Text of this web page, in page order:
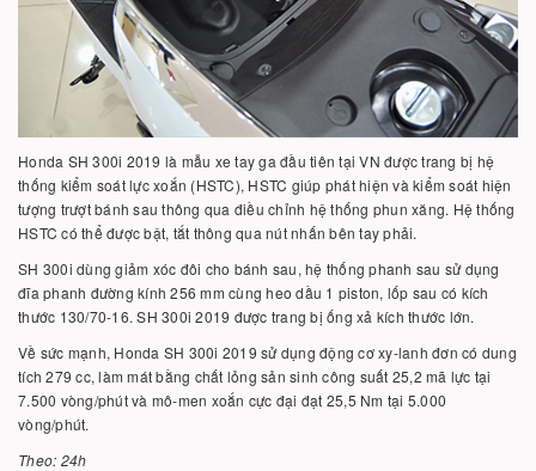
Honda SH 300i 2019 là mẫu xe tay ga đầu tiên tại VN được trang bị hệ
thống kiểm soát lực xoắn (HSTC), HSTC giúp phát hiện và kiểm soát hiện
tượng trượt bánh sau thông qua điều chỉnh hệ thống phun xăng. Hệ thống
HSTC có thể được bật, tắt thông qua nút nhấn bên tay phải.
SH 300i dùng giảm xóc đôi cho bánh sau, hệ thống phanh sau sử dụng
đĩa phanh đường kính 256 mm cùng heo dầu 1 piston, lốp sau có kích
thước 130/70-16. SH 300i 2019 được trang bị ống xả kích thước lớn.
Về sức mạnh, Honda SH 300i 2019 sử dụng động cơ xy-lanh đơn có dung
tích 279 cc, làm mát bằng chất lỏng sản sinh công suất 25,2 mã lực tại
7.500 vòng/phút và mô-men xoắn cực đại đạt 25,5 Nm tại 5.000
vòng/phút.
Theo: 24h